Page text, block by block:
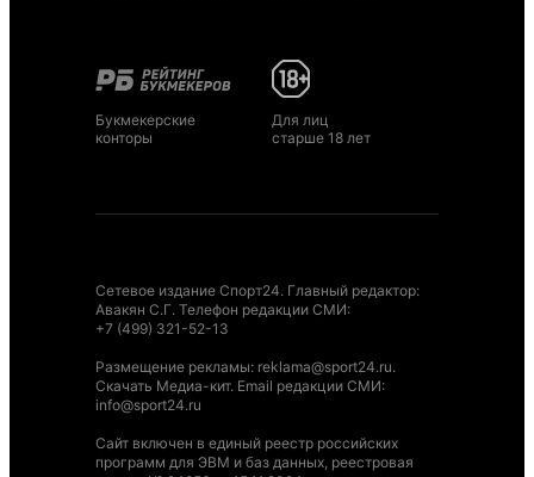
Букмекерские
конторы
Для лиц
старше 18 лет
Сетевое издание Спорт24. Главный редактор:
Авакян С.Г. Телефон редакции СМИ:
+7 (499) 321-52-13
Размещение рекламы: reklama@sport24.ru.
Скачать Медиа-кит. Email редакции СМИ:
info@sport24.ru
Сайт включен в единый реестр российских
программ для ЭВМ и баз данных, реестровая